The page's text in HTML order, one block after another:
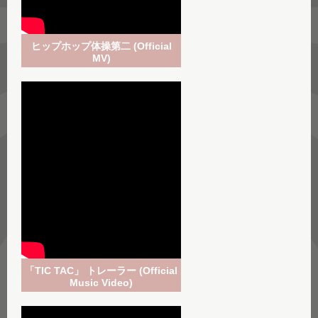
ヒップホップ体操第二 (Official
MV)
「TIC TAC」 トレーラー (Official
Music Video)